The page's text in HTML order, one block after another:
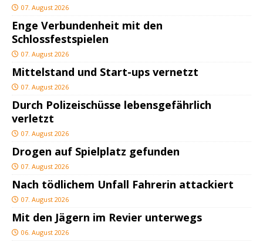
07. August 2026
Enge Verbundenheit mit den
Schlossfestspielen
07. August 2026
Mittelstand und Start-ups vernetzt
07. August 2026
Durch Polizeischüsse lebensgefährlich
verletzt
07. August 2026
Drogen auf Spielplatz gefunden
07. August 2026
Nach tödlichem Unfall Fahrerin attackiert
07. August 2026
Mit den Jägern im Revier unterwegs
06. August 2026